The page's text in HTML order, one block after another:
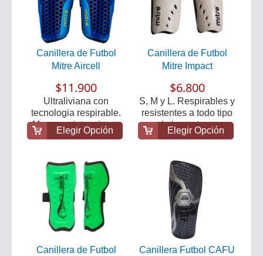
Canillera de Futbol
Mitre Aircell
$11.900
Ultraliviana con
tecnologia respirable.
Mayor resistencia a...
Elegir Opción
Canillera de Futbol
Mitre Impact
$6.800
S, M y L. Respirables y
resistentes a todo tipo
de impactos...
Elegir Opción
Canillera de Futbol
Canillera Futbol CAFU